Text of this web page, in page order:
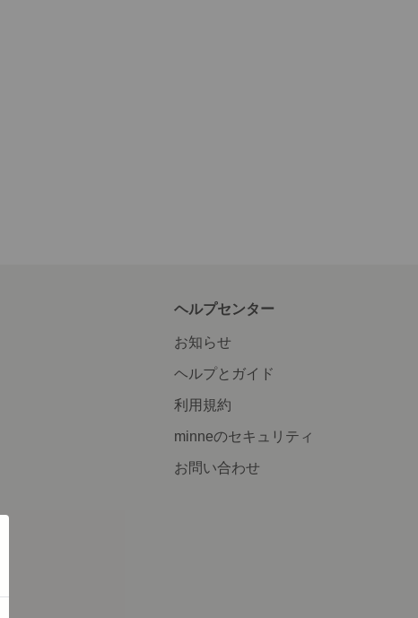
ヘルプセンター
お知らせ
ヘルプとガイド
利用規約
minneのセキュリティ
お問い合わせ